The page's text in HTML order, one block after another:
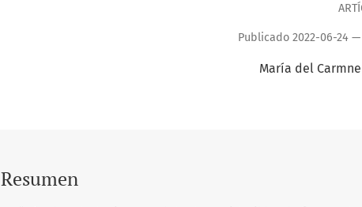
Publicado 2022-06-24
María del
Resumen